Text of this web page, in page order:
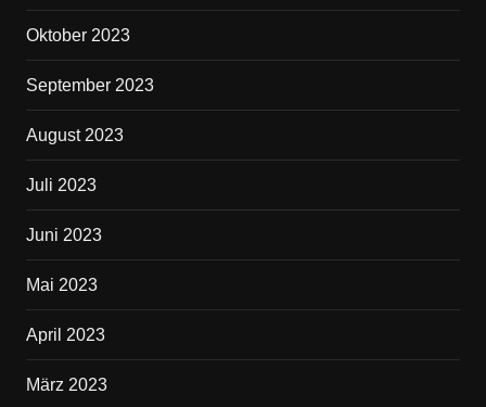
Oktober 2023
September 2023
August 2023
Juli 2023
Juni 2023
Mai 2023
April 2023
März 2023